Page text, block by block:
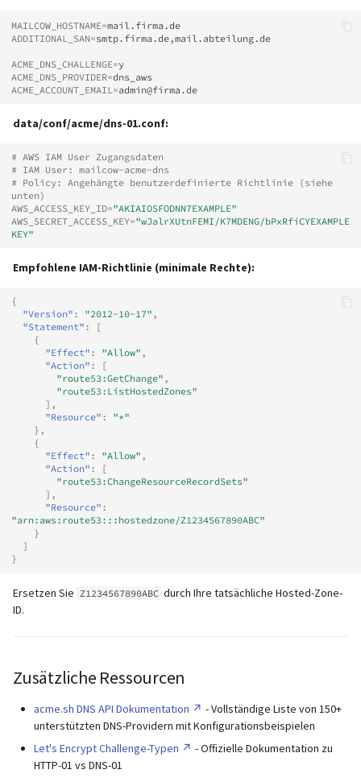
MAILCOW_HOSTNAME=
ADDITIONAL_SAN=smtp.firma.de,mail.abteilung.de
ACME_DNS_CHALLENGE=
ACME_DNS_PROVIDER=
ACME_ACCOUNT_EMAIL =
data/conf/acme/dns-01.conf:
# AWS IAM User Zugangsdaten
# IAM User: mailcow-acme-dns
# Policy: Angehängte benutzerdefinierte Richtlinie (siehe
unten)
AWS_ACCESS_KEY_ID="AKIAIOSFODNN7EXAMPLE"
AWS_SECRET_ACCESS_KEY="wJalrXUtnFEMI/K7MDENG/bPxRfiCYEXAMPLE
KEY"
Empfohlene IAM-Richtlinie (minimale Rechte):
{
"Version" : "2012-10-17" ,
"Statement" :
[
{
"Effect" : "Allow" ,
"Action" :
[
"route53:GetChange" ,
"route53:ListHostedZones"
],
"Resource" :
"*"
},
{
"Effect" : "Allow" ,
"Action" :
[
"route53:ChangeResourceRecordSets"
],
"Resource" :
"arn:aws:route53:::hostedzone/Z1234567890ABC"
}
]
}
Ersetzen Sie Z1234567890ABC durch Ihre tatsächliche Hosted-Zone-
ID.
Zusätzliche Ressourcen
acme.sh DNS API Dokumentation
- Vollständige Liste von 150+
unterstützten DNS-Providern mit Konfigurationsbeispielen
Let's Encrypt Challenge-Typen
- Offizielle Dokumentation zu
HTTP-01 vs DNS-01